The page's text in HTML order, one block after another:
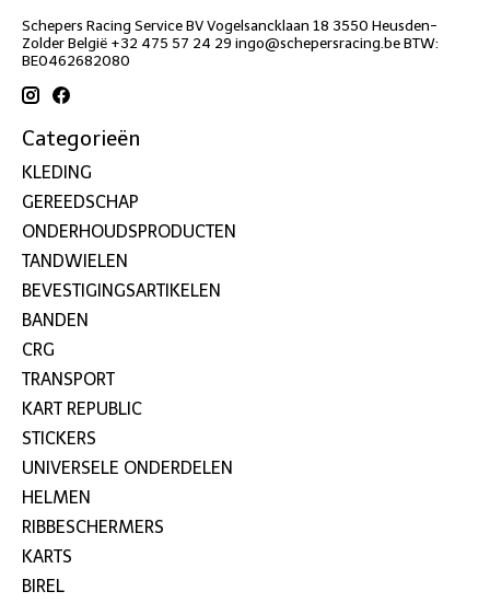
Schepers Racing Service BV Vogelsancklaan 18 3550 Heusden-
Zolder België +32 475 57 24 29 ingo@schepersracing.beBTW:
BE0462682080
Categorieën
KLEDING
GEREEDSCHAP
ONDERHOUDSPRODUCTEN
TANDWIELEN
BEVESTIGINGSARTIKELEN
BANDEN
CRG
TRANSPORT
KART REPUBLIC
STICKERS
UNIVERSELE ONDERDELEN
HELMEN
RIBBESCHERMERS
KARTS
BIREL